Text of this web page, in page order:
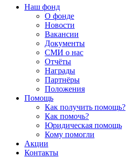
Наш фонд
О фонде
Новости
Вакансии
Документы
СМИ о нас
Отчёты
Награды
Партнёры
Положения
Помощь
Как получить помощь?
Как помочь?
Юридическая помощь
Кому помогли
Акции
Контакты